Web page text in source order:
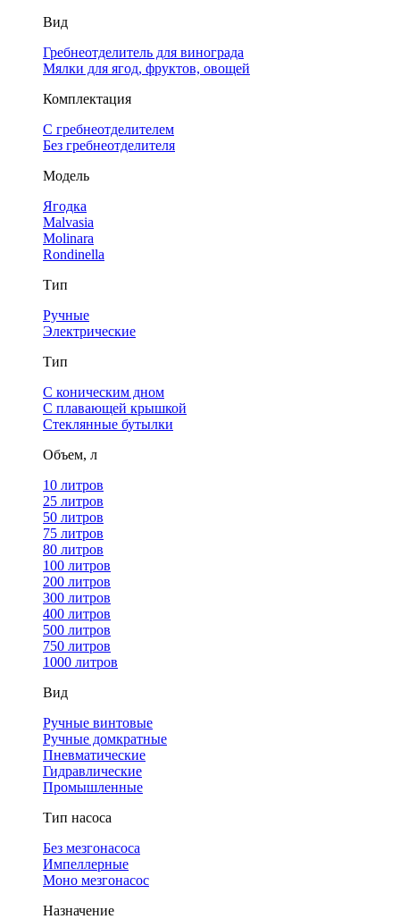
Вид
Гребнеотделитель для винограда
Мялки для ягод, фруктов, овощей
Комплектация
С гребнеотделителем
Без гребнеотделителя
Модель
Ягодка
Malvasia
Molinara
Rondinella
Тип
Ручные
Электрические
Тип
С коническим дном
С плавающей крышкой
Стеклянные бутылки
Объем, л
10 литров
25 литров
50 литров
75 литров
80 литров
100 литров
200 литров
300 литров
400 литров
500 литров
750 литров
1000 литров
Вид
Ручные винтовые
Ручные домкратные
Пневматические
Гидравлические
Промышленные
Тип насоса
Без мезгонасоса
Импеллерные
Моно мезгонасос
Назначение